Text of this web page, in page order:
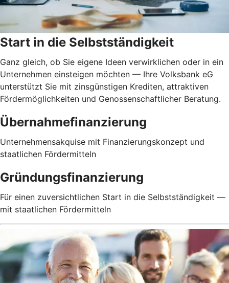
Start in die Selbstständigkeit
Ganz gleich, ob Sie eigene Ideen verwirklichen oder in ein
Unternehmen einsteigen möchten — Ihre Volksbank eG
unterstützt Sie mit zinsgünstigen Krediten, attraktiven
Fördermöglichkeiten und Genossenschaftlicher Beratung.
Übernahmefinanzierung
Unternehmensakquise mit Finanzierungskonzept und
staatlichen Fördermitteln
Gründungsfinanzierung
Für einen zuversichtlichen Start in die Selbstständigkeit —
mit staatlichen Fördermitteln